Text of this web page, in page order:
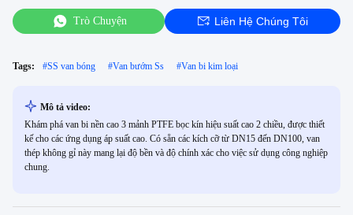
Trò Chuyện Liên Hệ Chúng Tôi
Tags: #SS van bóng #Van bướm Ss #Van bi kim loại
Mô tả video:
Khám phá van bi nền cao 3 mảnh PTFE bọc kín hiệu suất cao 2 chiều, được thiết
kế cho các ứng dụng áp suất cao. Có sẵn các kích cỡ từ DN15 đến DN100, van
thép không gỉ này mang lại độ bền và độ chính xác cho việc sử dụng công nghiệp
chung.